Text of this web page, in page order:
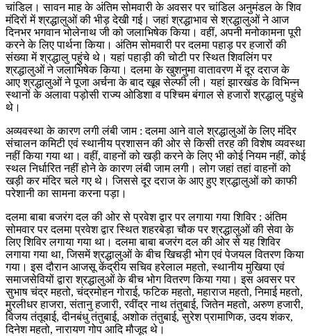
चांडिल। सावन माह के अंतिम सोमवारी के अवसर पर चांडिल अनुमंडल के शिव
मंदिरों में श्रद्धालुओं की भीड़ देखी गई। जहां श्रद्धाभाव से श्रद्धालुओं ने आज
दिनभर भगवान भोलेनाथ जी को जलाभिषेक किया। वहीं, अपनी मनोकामना पूरी
करने के लिए पार्थना किया। अंतिम सोमवारी पर दलमा पहाड़ पर हजारों की
संख्या में श्रद्धालु पहुंचे थे। यहां पहाड़ी की चोटी पर स्थित शिवलिंग पर
श्रद्धालुओं ने जलाभिषेक किया। दलमा के खुशनुमा वातावरण में दूर दराज के
आए श्रद्धालुओं ने पूजा अर्चना के बाद खूब सेल्फी ली। यहां झारखंड के विभिन्न
स्थानों के अलावा पड़ोसी राज्य ओडिशा व पश्चिम बंगाल से हजारों श्रद्धालु पहुंचे
थे।
अव्यवस्था के कारण लगी लंबी जाम : दलमा आने वाले श्रद्धालुओं के लिए मंदिर
संचालन कमिटी एवं स्थानीय प्रशासन की ओर से किसी तरह की विशेष व्यवस्था
नहीं किया गया था। वहीं, वाहनों को खड़ी करने के लिए भी कोई नियम नहीं, कोई
स्थल निर्धारित नहीं होने के कारण लंबी जाम लगी। लोग जहां तहां वाहनों को
खड़ी कर मंदिर चले गए थे। जिससे दूर दराज के आए हुए श्रद्धालुओं को काफी
परेशानी का सामना करना पड़ा।
दलमा बाबा बजरंग दल की ओर से प्रवेश द्वार पर लगाया गया शिविर : अंतिम
सोमवार पर दलमा प्रवेश द्वार स्थित शहरबेड़ा चौक पर श्रद्धालुओं की सेवा के
लिए शिविर लगाया गया था। दलमा बाबा बजरंग दल की ओर से यह शिविर
लगाया गया था, जिसमें श्रद्धालुओं के बीच खिचड़ी भोग एवं पेजयल वितरण किया
गया। इस दौरान आजसू केंद्रीय सचिव हरेलाल महतो, स्थानीय मुखिया एवं
समाजसेवियों द्वारा श्रद्धालुओं के बीच भोग वितरण किया गया। इस अवसर पर
सुभाष चंद्र महतो, चंद्रमोहन गोराई, फटिक महतो, महाराज महतो, निमाई महतो,
मुरलीधर हाजरा, संतानु हजारी, रवींद्र नाथ तंतुबाई, जितेन महतो, अरुण हजारी,
विजय तंतूबाई, दीनबंधु तंतुबाई, अशोक तंतुबाई, सुरेश प्रामाणिक, उदय शंकर,
दिनेश महतो, नारायण गोप आदि मौजूद थे।